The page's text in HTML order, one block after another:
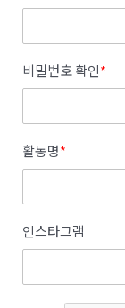
비밀번호 확인*
활동명*
인스타그램